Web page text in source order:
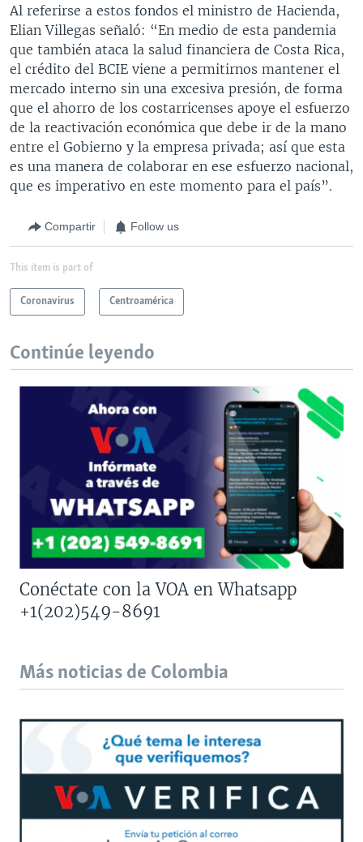
Al referirse a estos fondos el ministro de Hacienda,
Elian Villegas señaló: “En medio de esta pandemia
que también ataca la salud financiera de Costa Rica,
el crédito del BCIE viene a permitirnos mantener el
mercado interno sin una excesiva presión, de forma
que el ahorro de los costarricenses apoye el esfuerzo
de la reactivación económica que debe ir de la mano
entre el Gobierno y la empresa privada; así que esta
es una manera de colaborar en ese esfuerzo nacional,
que es imperativo en este momento para el país”.
Compartir Follow us
This item is part of
Coronavirus Centroamérica
Continúe leyendo
Conéctate con la VOA en Whatsapp
+1(202)549-8691
Más noticias de Colombia